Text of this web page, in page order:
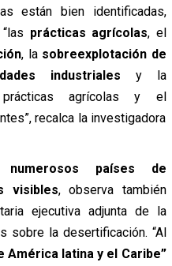
están bien identificadas,
prácticas agrícolas, el
, la sobreexplotación de
industriales y la
agrícolas y el
recalca la investigadora
países de
visibles, observa también
ejecutiva adjunta de la
sobre la desertificación. “Al
América latina y el Caribe”